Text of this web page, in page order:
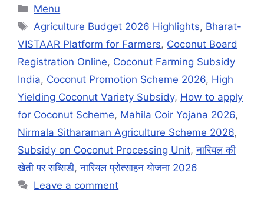
Categories
Menu
Tags
Agriculture Budget 2026 Highlights, Bharat-
VISTAAR Platform for Farmers, Coconut Board
Registration Online, Coconut Farming Subsidy
India, Coconut Promotion Scheme 2026, High
Yielding Coconut Variety Subsidy, How to apply
for Coconut Scheme, Mahila Coir Yojana 2026,
Nirmala Sitharaman Agriculture Scheme 2026,
Subsidy on Coconut Processing Unit,नारियल की
खेती पर सब्सिडी,नारियल प्रोत्साहन योजना 2026
Leave a comment